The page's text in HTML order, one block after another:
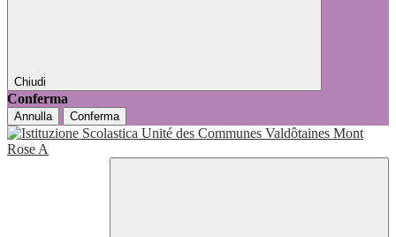
Chiudi
Conferma
Annulla Conferma